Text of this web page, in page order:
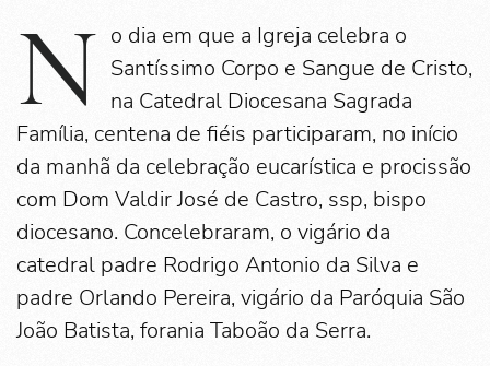
N o dia em que a Igreja celebra o
Santíssimo Corpo e Sangue de Cristo,
na Catedral Diocesana Sagrada
Família, centena de fiéis participaram, no início
da manhã da celebração eucarística e procissão
com Dom Valdir José de Castro, ssp, bispo
diocesano. Concelebraram, o vigário da
catedral padre Rodrigo Antonio da Silva e
padre Orlando Pereira, vigário da Paróquia São
João Batista, forania Taboão da Serra.